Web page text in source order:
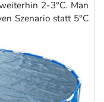
2-3°C. Man
Szenario statt 5°C